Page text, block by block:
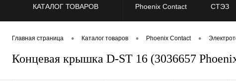
КАТАЛОГ ТОВАРОВ Phoenix Contact СТЭЗ
Главная страница • Каталог товаров • Phoenix Contact •
Концевая крышка D-ST 16 (3036657